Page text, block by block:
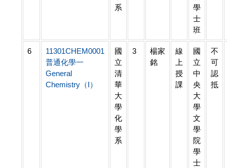
系
學
士
班
6
11301CHEM0001
普通化學一
General
Chemistry（I）
國
立
清
華
大
學
化
學
系
3
楊家
銘
線
上
授
課
國
立
中
央
大
學
文
學
院
學
士
不
可
認
抵